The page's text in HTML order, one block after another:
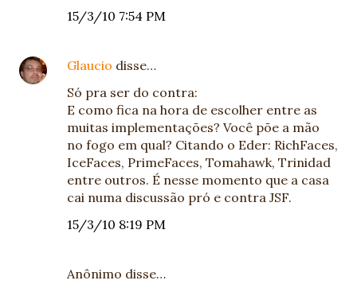
15/3/10 7:54 PM
Glaucio disse…
Só pra ser do contra:
E como fica na hora de escolher entre as
muitas implementações? Você põe a mão
no fogo em qual? Citando o Eder: RichFaces,
IceFaces, PrimeFaces, Tomahawk, Trinidad
entre outros. É nesse momento que a casa
cai numa discussão pró e contra JSF.
15/3/10 8:19 PM
Anônimo disse…